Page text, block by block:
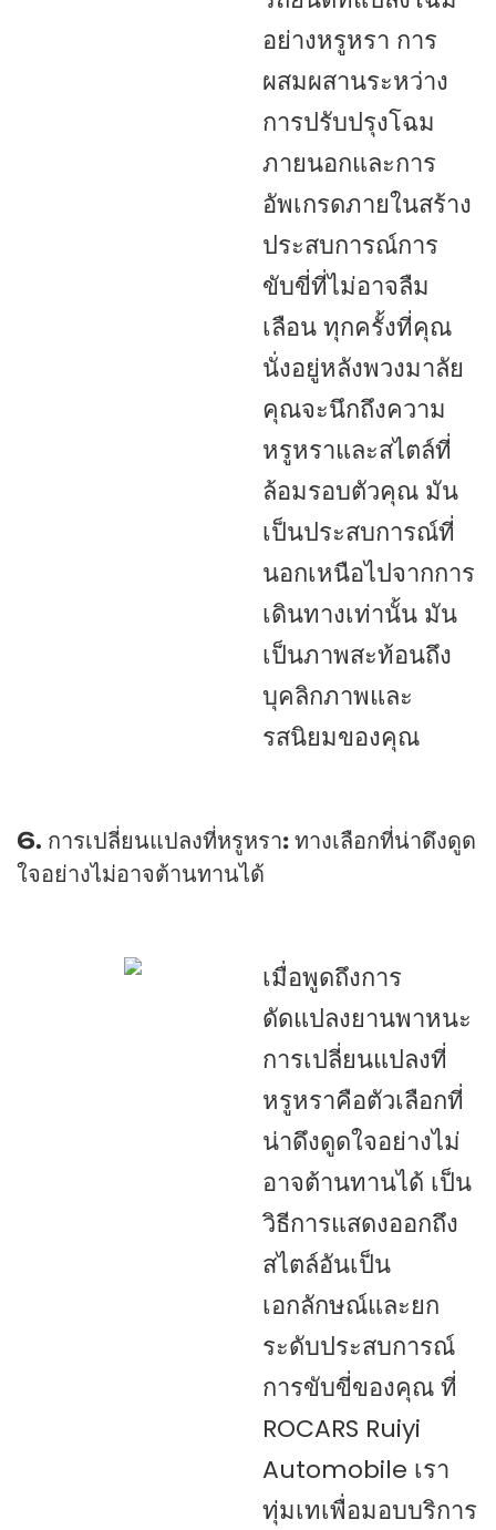
อย่างหรูหรา การ
ผสมผสานระหว่าง
การปรับปรุงโฉม
ภายนอกและการ
อัพเกรดภายในสร้าง
ประสบการณ์การ
ขับขี่ที่ไม่อาจลืม
เลือน ทุกครั้งที่คุณ
นั่งอยู่หลังพวงมาลัย
คุณจะนึกถึงความ
หรูหราและสไตล์ที่
ล้อมรอบตัวคุณ มัน
เป็นประสบการณ์ที่
นอกเหนือไปจากการ
เดินทางเท่านั้น มัน
เป็นภาพสะท้อนถึง
บุคลิกภาพและ
รสนิยมของคุณ
6. การเปลี่ยนแปลงที่หรูหรา: ทางเลือกที่น่าดึงดูด
ใจอย่างไม่อาจต้านทานได้
เมื่อพูดถึงการ
ดัดแปลงยานพาหนะ
การเปลี่ยนแปลงที่
หรูหราคือตัวเลือกที่
น่าดึงดูดใจอย่างไม่
อาจต้านทานได้ เป็น
วิธีการแสดงออกถึง
สไตล์อันเป็น
เอกลักษณ์และยก
ระดับประสบการณ์
การขับขี่ของคุณ ที่
ROCARS Ruiyi
Automobile เรา
ทุ่มเทเพื่อมอบบริการ